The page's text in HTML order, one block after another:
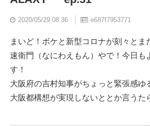
2020/05/29 08:36 e687f7953771
まいど！ボケと新型コロナが刻々とま
速衛門（なにわえもん）やで！今日も
す！
大阪府の吉村知事がちょっと緊張感ゆ
大阪都構想が実現しないととか言うた